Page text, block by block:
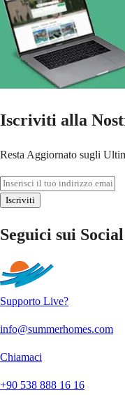
Iscriviti alla
Resta Aggiornato sugli
Iscriviti
Seguici sui
Supporto Live?
info@summerhomes.com
Chiamaci
+90 538 888 16 16